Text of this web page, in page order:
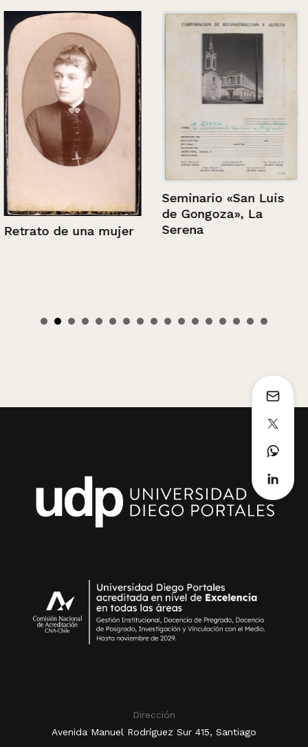
Retrato de una mujer
Seminario «San Luis
de Gongoza», La
Serena
Dirección
Avenida Manuel Rodríguez Sur 415, Santiago